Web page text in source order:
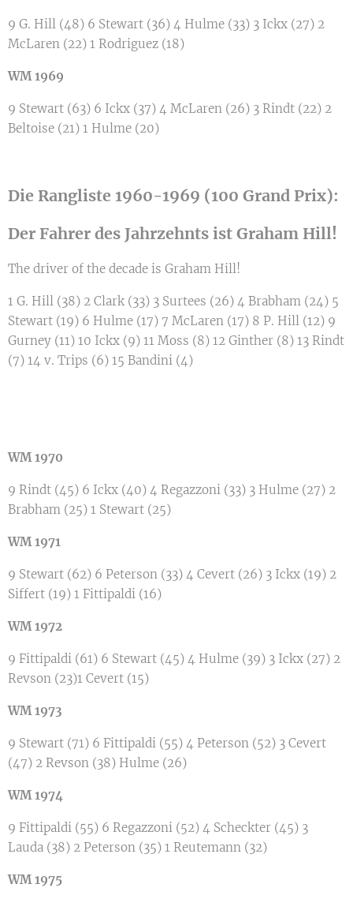
9 G. Hill (48) 6 Stewart (36) 4 Hulme (33) 3 Ickx (27) 2
McLaren (22) 1 Rodriguez (18)
WM 1969
9 Stewart (63) 6 Ickx (37) 4 McLaren (26) 3 Rindt (22) 2
Beltoise (21) 1 Hulme (20)
Die Rangliste 1960-1969 (100 Grand Prix):
Der Fahrer des Jahrzehnts ist Graham Hill!
The driver of the decade is Graham Hill!
1 G. Hill (38) 2 Clark (33) 3 Surtees (26) 4 Brabham (24) 5
Stewart (19) 6 Hulme (17) 7 McLaren (17) 8 P. Hill (12) 9
Gurney (11) 10 Ickx (9) 11 Moss (8) 12 Ginther (8) 13 Rindt
(7) 14 v. Trips (6) 15 Bandini (4)
WM 1970
9 Rindt (45) 6 Ickx (40) 4 Regazzoni (33) 3 Hulme (27) 2
Brabham (25) 1 Stewart (25)
WM 1971
9 Stewart (62) 6 Peterson (33) 4 Cevert (26) 3 Ickx (19) 2
Siffert (19) 1 Fittipaldi (16)
WM 1972
9 Fittipaldi (61) 6 Stewart (45) 4 Hulme (39) 3 Ickx (27) 2
Revson (23)1 Cevert (15)
WM 1973
9 Stewart (71) 6 Fittipaldi (55) 4 Peterson (52) 3 Cevert
(47) 2 Revson (38) Hulme (26)
WM 1974
9 Fittipaldi (55) 6 Regazzoni (52) 4 Scheckter (45) 3
Lauda (38) 2 Peterson (35) 1 Reutemann (32)
WM 1975